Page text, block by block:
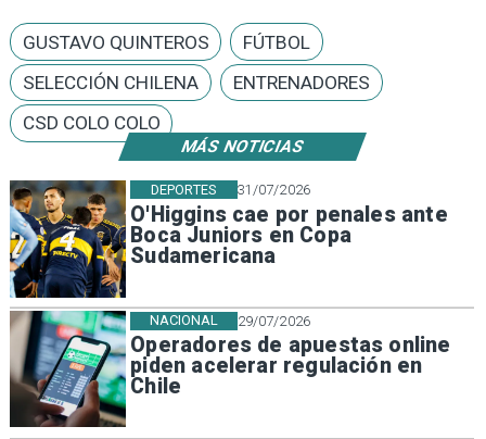
MÁS NOTICIAS
31/07/2026
O'Higgins cae por penales ante
Boca Juniors en Copa
Sudamericana
DEPORTES
29/07/2026
Operadores de apuestas online
piden acelerar regulación en
Chile
NACIONAL
GUSTAVO QUINTEROS
FÚTBOL
SELECCIÓN CHILENA
ENTRENADORES
CSD COLO COLO